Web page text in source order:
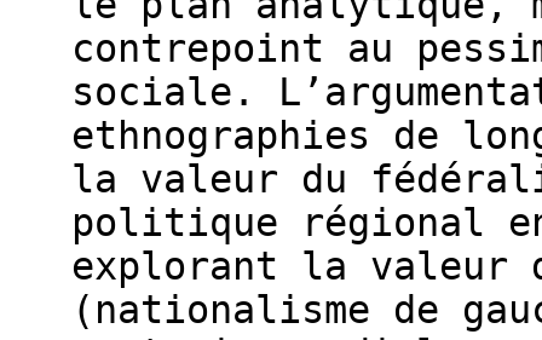
contrepoint au
sociale.
ethnographies de
la valeur du
politique régional
explorant la valeur
(nationalisme de